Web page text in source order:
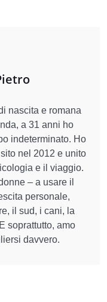
nascita e romana
a 31 anni ho
indeterminato. Ho
nel 2012 e unito
e il viaggio.
– a usare il
personale,
il sud, i cani, la
soprattutto, amo
davvero.